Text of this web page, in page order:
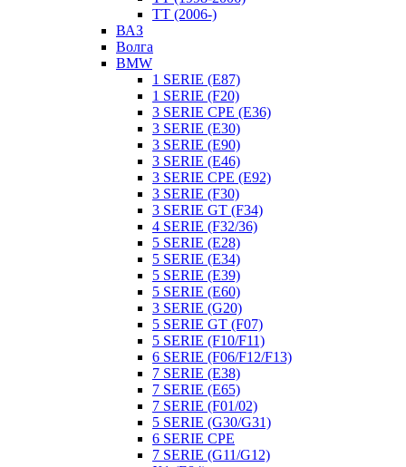
TT (2006-)
ВАЗ
Волга
BMW
1 SERIE (E87)
1 SERIE (F20)
3 SERIE CPE (E36)
3 SERIE (E30)
3 SERIE (E90)
3 SERIE (E46)
3 SERIE CPE (E92)
3 SERIE (F30)
3 SERIE GT (F34)
4 SERIE (F32/36)
5 SERIE (E28)
5 SERIE (E34)
5 SERIE (E39)
5 SERIE (E60)
3 SERIE (G20)
5 SERIE GT (F07)
5 SERIE (F10/F11)
6 SERIE (F06/F12/F13)
7 SERIE (E38)
7 SERIE (E65)
7 SERIE (F01/02)
5 SERIE (G30/G31)
6 SERIE CPE
7 SERIE (G11/G12)